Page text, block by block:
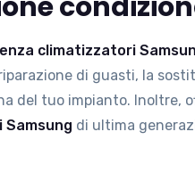
climatizzatori
di guasti, la
del tuo impianto. Inoltre,
di ultima